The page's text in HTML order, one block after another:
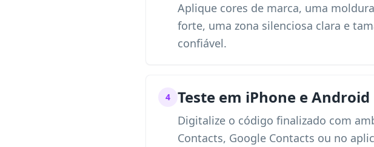
Aplique cores de marca, uma
forte, uma zona silenciosa clara e
confiável.
4 Teste em iPhone e Android
Digitalize o código finalizado com
Contacts, Google Contacts ou no